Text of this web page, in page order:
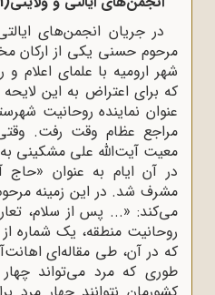
مرحوم حسنی یکی از ارکان
شهر ارومیه با علماى اعلام و
که براى اعتراض به این
عنوان نماینده‌ روحانیت
مراجع عظام وقت رفت.
معیت آیت‌الله علی مشکینى
در آن ایام به عنوان «حاج
مشرف شد. در این زمینه
می‌کند: «... پس از سلام،
روحانیت منطقه، یک شماره
که در آن، طى مقاله‌اى
طورى که مرد مى‌تواند چهار